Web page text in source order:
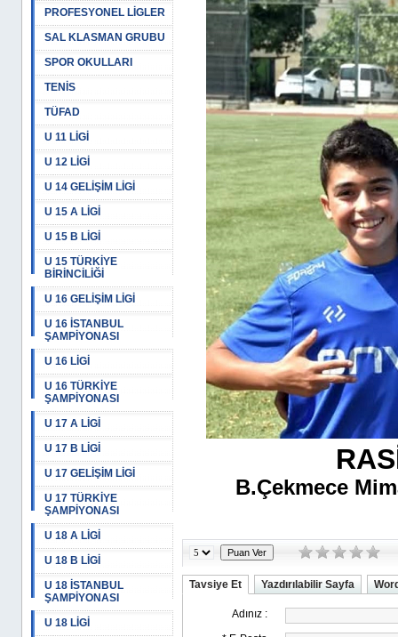
PROFESYONEL LİGLER
SAL KLASMAN GRUBU
SPOR OKULLARI
TENİS
TÜFAD
U 11 LİGİ
U 12 LİGİ
U 14 GELİŞİM LİGİ
U 15 A LİGİ
U 15 B LİGİ
U 15 TÜRKİYE
BİRİNCİLİĞİ
U 16 GELİŞİM LİGİ
U 16 İSTANBUL
ŞAMPİYONASI
U 16 LİGİ
U 16 TÜRKİYE
ŞAMPİYONASI
U 17 A LİGİ
U 17 B LİGİ
U 17 GELİŞİM LİGİ
U 17 TÜRKİYE
ŞAMPİYONASI
U 18 A LİGİ
U 18 B LİGİ
U 18 İSTANBUL
ŞAMPİYONASI
U 18 LİGİ
B.Çekmece
Tavsiye Et Yazdırılabilir Sayfa